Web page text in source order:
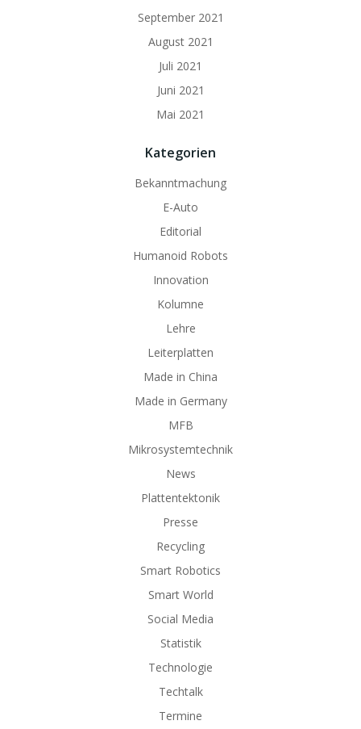
September 2021
August 2021
Juli 2021
Juni 2021
Mai 2021
Kategorien
Bekanntmachung
E-Auto
Editorial
Humanoid Robots
Innovation
Kolumne
Lehre
Leiterplatten
Made in China
Made in Germany
MFB
Mikrosystemtechnik
News
Plattentektonik
Presse
Recycling
Smart Robotics
Smart World
Social Media
Statistik
Technologie
Techtalk
Termine